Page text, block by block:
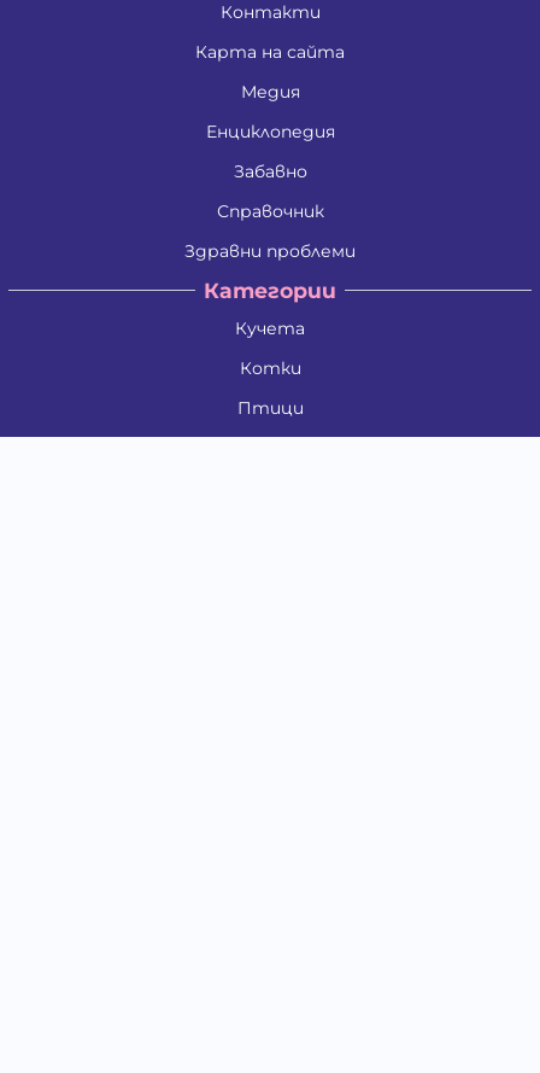
Контакти
Карта на сайта
Медия
Енциклопедия
Забавно
Справочник
Здравни проблеми
Категории
Кучета
Котки
Птици